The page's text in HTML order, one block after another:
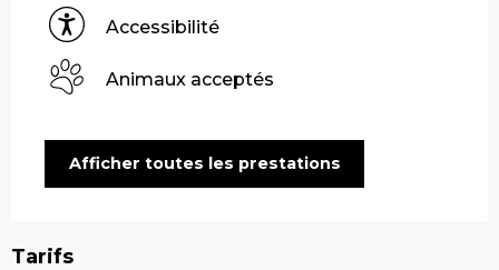
Accessibilité
Animaux acceptés
Afficher toutes les prestations
Tarifs